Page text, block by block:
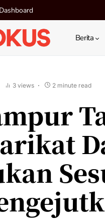
Dashboard
Berita
3 views 2 minute read